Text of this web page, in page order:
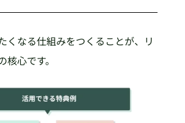
くなる仕組みをつくることが、リ
核心です。